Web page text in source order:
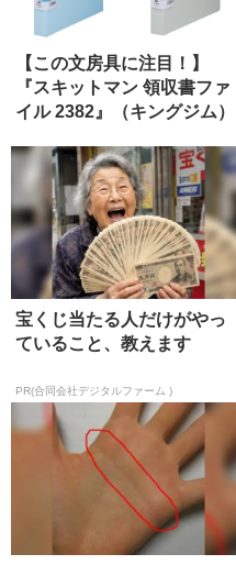
【この文房具に注目！】
『スキットマン 領収書ファ
イル 2382』（キングジム）
宝くじ当たる人だけがやっ
ていること、教えます
PR(合同会社デジタルファーム )